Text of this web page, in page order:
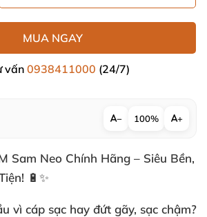
MUA NGAY
vấn0938411000 (24/7)
− 100% +
Sam Neo Chính Hãng – Siêu Bền,
🔋✨
vì cáp sạc hay đứt gãy, sạc chậm?